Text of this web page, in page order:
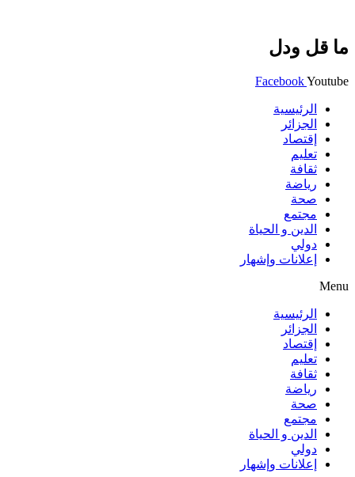
ما قل ودل
FacebookYoutube
الرئيسية
الجزائر
إقتصاد
تعليم
ثقافة
رياضة
صحة
مجتمع
الدين و الحياة
دولي
إعلانات وإشهار
Menu
الرئيسية
الجزائر
إقتصاد
تعليم
ثقافة
رياضة
صحة
مجتمع
الدين و الحياة
دولي
إعلانات وإشهار